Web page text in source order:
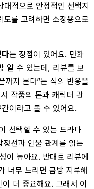
적으로 안정적인 선택지
를 고려하면 소장용으로
다는 장점이 있어요. 만화
알 수 있는데, 리뷰를 보
까지 본다”는 식의 반응을
작품의 톤과 캐릭터 관
이라고 볼 수 있어요.
선택할 수 있는 드라마
정선과 인물 관계를 읽는
이 높아요. 반대로 리뷰에
너무 느리면 금방 지루해
더 중요해요. 그래서 이